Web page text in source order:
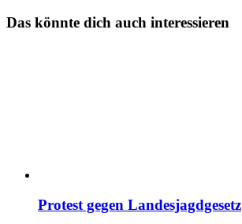
Das könnte dich auch interessieren
Protest gegen Landesjagdgesetz